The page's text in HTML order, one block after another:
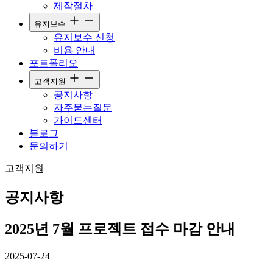
제작절차
유지보수
유지보수 신청
비용 안내
포트폴리오
고객지원
공지사항
자주묻는질문
가이드센터
블로그
문의하기
고객지 원
공지 사항
2025년 7월 프로젝트 접수 마감 안내
2025-07-24